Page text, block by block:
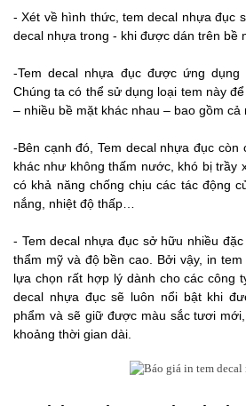
- Xét về hình thức, tem decal nhựa đục
decal nhựa trong - khi được dán trên bề
-Tem decal nhựa đục được ứng dụng
Chúng ta có thể sử dụng loại tem này
– nhiều bề mặt khác nhau – bao gồm cả
-Bên cạnh đó, Tem decal nhựa đục
khác như không thấm nước, khó bị trầy
có khả năng chống chịu các tác động
nắng, nhiệt độ thấp…
- Tem decal nhựa đục sở hữu nhiều
thẩm mỹ và độ bền cao. Bởi vậy, in
lựa chọn rất hợp lý dành cho các công
decal nhựa đục sẽ luôn nổi bật khi
phẩm và sẽ giữ được màu sắc tươi
khoảng thời gian dài.